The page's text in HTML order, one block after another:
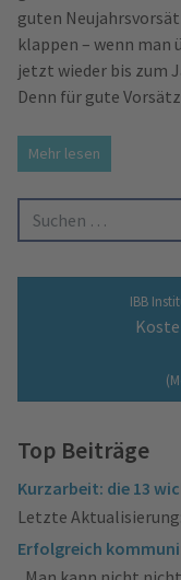
guten
klappen – wenn man
jetzt wieder bis zum
Denn für gute
Mehr lesen
Suche nach:
IBB
Top Beiträge
Kurzarbeit: die 13
Letzte
Erfolgreich